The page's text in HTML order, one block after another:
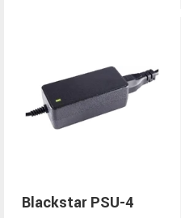
Blackstar PSU-4